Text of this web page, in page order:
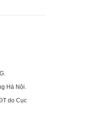
Hà Nội.
do Cục